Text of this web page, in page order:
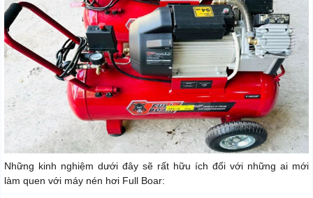
Những kinh nghiệm dưới đây sẽ rất hữu ích đối với những ai mới
làm quen với máy nén hơi Full Boar: